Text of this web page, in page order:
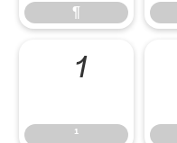
¶
¹
¹